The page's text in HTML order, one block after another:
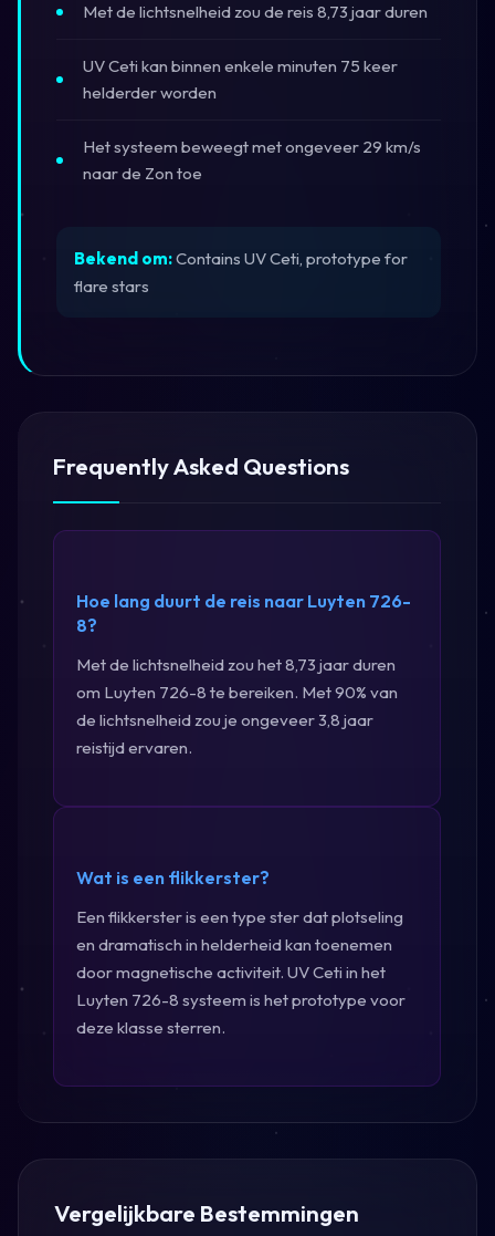
Met de lichtsnelheid zou de reis 8,73 jaar duren
UV Ceti kan binnen enkele minuten 75 keer
helderder worden
Het systeem beweegt met ongeveer 29 km/s
naar de Zon toe
Bekend om:Contains UV Ceti, prototype for
flare stars
Frequently Asked Questions
Hoe lang duurt de reis naar Luyten 726-
8?
Met de lichtsnelheid zou het 8,73 jaar duren
om Luyten 726-8 te bereiken. Met 90% van
de lichtsnelheid zou je ongeveer 3,8 jaar
reistijd ervaren.
Wat is een flikkerster?
Een flikkerster is een type ster dat plotseling
en dramatisch in helderheid kan toenemen
door magnetische activiteit. UV Ceti in het
Luyten 726-8 systeem is het prototype voor
deze klasse sterren.
Vergelijkbare Bestemmingen